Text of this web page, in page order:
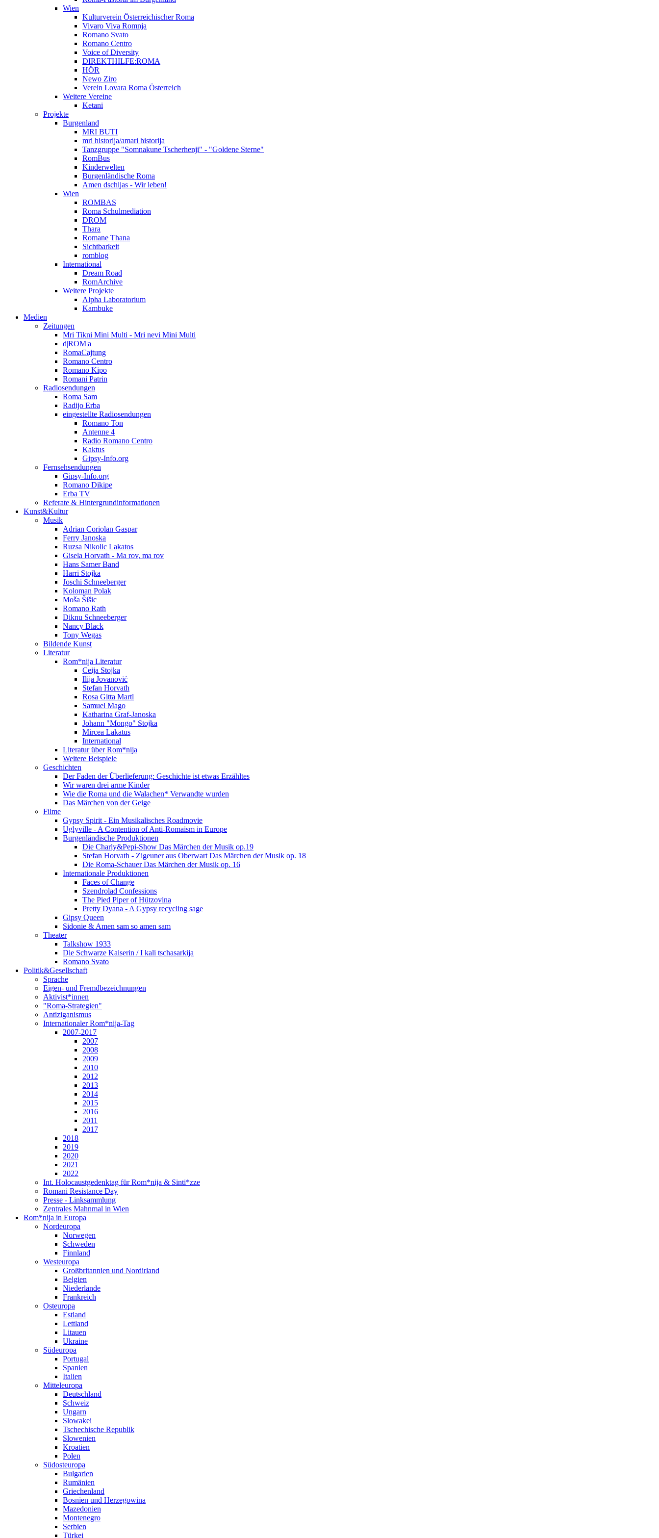
Wien
Kulturverein Österreichischer Roma
Vivaro Viva Romnja
Romano Svato
Romano Centro
Voice of Diversity
DIREKTHILFE:ROMA
HÖR
Newo Ziro
Verein Lovara Roma Österreich
Weitere Vereine
Ketani
Projekte
Burgenland
MRI BUTI
mri historija/amari historija
Tanzgruppe "Somnakune Tscherhenji" - "Goldene Sterne"
RomBus
Kinderwelten
Burgenländische Roma
Amen dschijas - Wir leben!
Wien
ROMBAS
Roma Schulmediation
DROM
Thara
Romane Thana
Sichtbarkeit
romblog
International
Dream Road
RomArchive
Weitere Projekte
Alpha Laboratorium
Kambuke
Medien
Zeitungen
Mri Tikni Mini Multi - Mri nevi Mini Multi
d|ROM|a
RomaCajtung
Romano Centro
Romano Kipo
Romani Patrin
Radiosendungen
Roma Sam
Radijo Erba
eingestellte Radiosendungen
Romano Ton
Antenne 4
Radio Romano Centro
Kaktus
Gipsy-Info.org
Fernsehsendungen
Gipsy-Info.org
Romano Dikipe
Erba TV
Referate & Hintergrundinformationen
Kunst&Kultur
Musik
Adrian Coriolan Gaspar
Ferry Janoska
Ruzsa Nikolic Lakatos
Gisela Horvath - Ma rov, ma rov
Hans Samer Band
Harri Stojka
Joschi Schneeberger
Koloman Polak
Moša Šišic
Romano Rath
Diknu Schneeberger
Nancy Black
Tony Wegas
Bildende Kunst
Literatur
Rom*nija Literatur
Ceija Stojka
Ilija Jovanović
Stefan Horvath
Rosa Gitta Martl
Samuel Mago
Katharina Graf-Janoska
Johann "Mongo" Stojka
Mircea Lakatus
International
Literatur über Rom*nija
Weitere Beispiele
Geschichten
Der Faden der Überlieferung: Geschichte ist etwas Erzähltes
Wir waren drei arme Kinder
Wie die Roma und die Walachen* Verwandte wurden
Das Märchen von der Geige
Filme
Gypsy Spirit - Ein Musikalisches Roadmovie
Uglyville - A Contention of Anti-Romaism in Europe
Burgenländische Produktionen
Die Charly&Pepi-Show Das Märchen der Musik op.19
Stefan Horvath - Zigeuner aus Oberwart Das Märchen der Musik op. 18
Die Roma-Schauer Das Märchen der Musik op. 16
Internationale Produktionen
Faces of Change
Szendrolad Confessions
The Pied Piper of Hützovina
Pretty Dyana - A Gypsy recycling sage
Gipsy Queen
Sidonie & Amen sam so amen sam
Theater
Talkshow 1933
Die Schwarze Kaiserin / I kali tschasarkija
Romano Svato
Politik&Gesellschaft
Sprache
Eigen- und Fremdbezeichnungen
Aktivist*innen
"Roma-Strategien"
Antiziganismus
Internationaler Rom*nija-Tag
2007-2017
2007
2008
2009
2010
2012
2013
2014
2015
2016
2011
2017
2018
2019
2020
2021
2022
Int. Holocaustgedenktag für Rom*nija & Sinti*zze
Romani Resistance Day
Presse - Linksammlung
Zentrales Mahnmal in Wien
Rom*nija in Europa
Nordeuropa
Norwegen
Schweden
Finnland
Westeuropa
Großbritannien und Nordirland
Belgien
Niederlande
Frankreich
Osteuropa
Estland
Lettland
Litauen
Ukraine
Südeuropa
Portugal
Spanien
Italien
Mitteleuropa
Deutschland
Schweiz
Ungarn
Slowakei
Tschechische Republik
Slowenien
Kroatien
Polen
Südosteuropa
Bulgarien
Rumänien
Griechenland
Bosnien und Herzegowina
Mazedonien
Montenegro
Serbien
Türkei